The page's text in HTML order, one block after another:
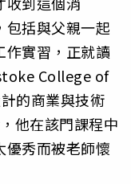
包括與父親一起
作實習，正就讀
College of
的商業與技術
他在該門課程中
優秀而被老師懷